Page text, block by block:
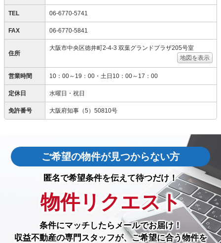
TEL 06-6770-5741
FAX 06-6770-5841
住所
大阪市中央区徳井町2-4-3 双葉グランドプラザ205号室
地図を表示
営業時間 10：00～19：00・土日10：00～17：00
定休日 水曜日・祝日
免許番号 大阪府知事（5）50810号
ご希望の物件が見つからない方
匿名で希望条件を伝えて待つだけ！
物件リクエスト
条件にマッチしたら メールでお届け！
収益不動産の専門スタッフが、ご希望に合う物件を